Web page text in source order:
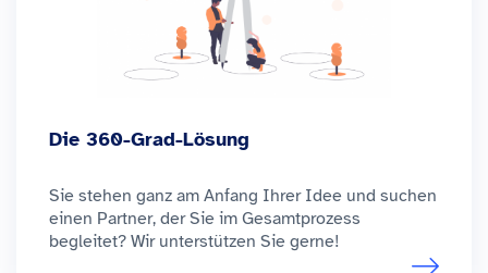
Die 360-Grad-Lösung
Sie stehen ganz am Anfang Ihrer Idee und suchen
einen Partner, der Sie im Gesamtprozess
begleitet? Wir unterstützen Sie gerne!